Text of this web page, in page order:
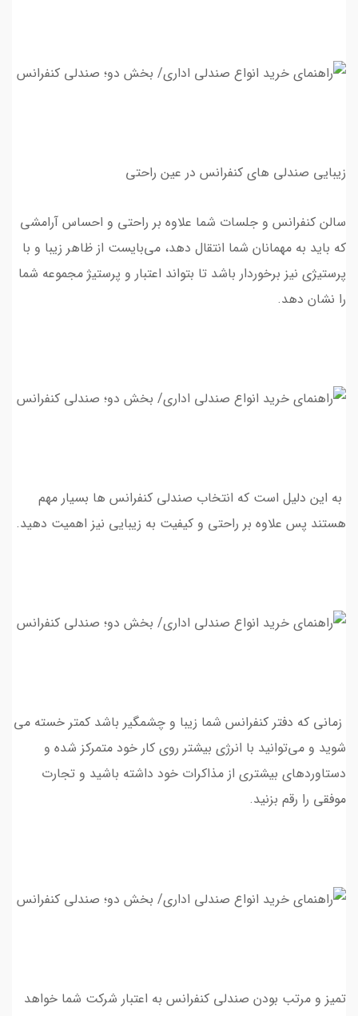
زیبایی صندلی های کنفرانس در عین راحتی
سالن کنفرانس و جلسات شما علاوه بر راحتی و احساس آرامشی
که باید به مهمانان شما انتقال دهد، می‌بایست از ظاهر زیبا و با
پرستیژی نیز برخوردار باشد تا بتواند اعتبار و پرستيژ مجموعه شما
را نشان دهد.
به این دلیل است که انتخاب صندلی کنفرانس ها بسيار مهم
هستند پس علاوه بر راحتی و کیفیت به زیبایی نیز اهمیت دهید.
زمانی که دفتر کنفرانس شما زیبا و چشمگیر باشد كمتر خسته مي
شويد و می‌توانيد با انرژی بیشتر روي كار خود متمركز شده و
دستاوردهای بیشتری از مذاکرات خود داشته باشيد و تجارت
موفقي را رقم بزنيد.
تميز و مرتب بودن صندلي كنفرانس به اعتبار شركت شما خواهد